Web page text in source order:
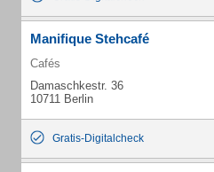
Manifique Stehcafé
Cafés
Damaschkestr. 36
10711 Berlin
Gratis-Digitalcheck